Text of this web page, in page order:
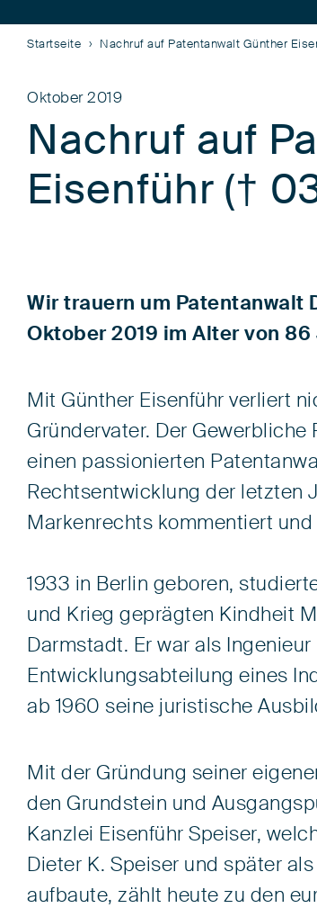
Startseite Nachruf auf Patentanwalt Günther
Oktober 2019
Nachruf auf
Eisenführ (†
Wir trauern um Patentanwalt
Oktober 2019 im Alter von
Mit Günther Eisenführ verliert
Gründervater. Der
einen passionierten
Rechtsentwicklung der letzten
Markenrechts kommentiert
1933 in Berlin geboren,
und Krieg geprägten Kindheit
Darmstadt. Er war als
Entwicklungsabteilung eines
ab 1960 seine juristische
Mit der Gründung seiner
den Grundstein und
Kanzlei Eisenführ Speiser,
Dieter K. Speiser und später
aufbaute, zählt heute zu den